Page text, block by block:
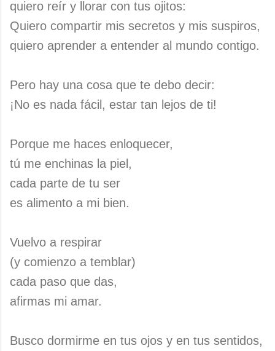
quiero reír y llorar con tus ojitos:
Quiero compartir mis secretos y mis suspiros,
quiero aprender a entender al mundo contigo.
Pero hay una cosa que te debo decir:
¡No es nada fácil, estar tan lejos de ti!
Porque me haces enloquecer,
tú me enchinas la piel,
cada parte de tu ser
es alimento a mi bien.
Vuelvo a respirar
(y comienzo a temblar)
cada paso que das,
afirmas mi amar.
Busco dormirme en tus ojos y en tus sentidos,